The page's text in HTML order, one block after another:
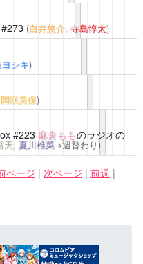
#273 (白井悠介, 寺島惇太)
シキ)
岡咲美保)
#223 麻倉もものラジオの
天, 夏川椎菜※週替わり)
ページ | 次ページ | 前週 |